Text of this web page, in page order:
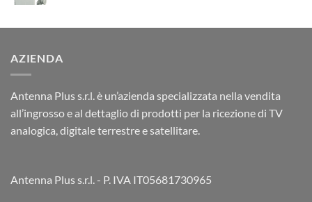
AZIENDA
Antenna Plus s.r.l. è un’azienda specializzata nella vendita
all’ingrosso e al dettaglio di prodotti per la ricezione di TV
analogica, digitale terrestre e satellitare.
Antenna Plus s.r.l. - P. IVA IT05681730965